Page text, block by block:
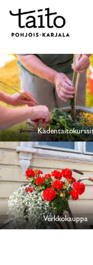
Verkkokauppa